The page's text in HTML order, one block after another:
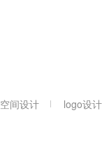
空间设计 logo设计